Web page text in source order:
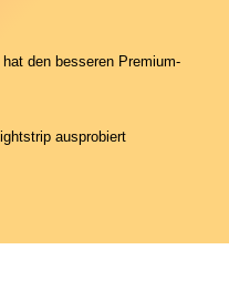
den besseren Premium-
ausprobiert